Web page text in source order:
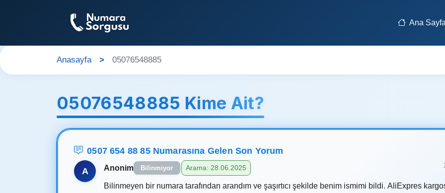
Ana
Anasayfa 05076548885
05076548885 Kime Ait?
0507 654 88 85 Numarasına Gelen Son Yorum
A Anonim Bilinmiyor Arama: 28.06.2025
Bilinmeyen bir numara tarafından arandım ve şaşırtıcı şekilde benim ismimi bildi. AliExpres